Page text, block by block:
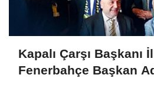
Kapalı Çarşı Başkanı
Fenerbahçe Başkan